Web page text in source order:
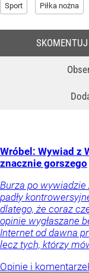
Sport Piłka nożna
SKOMENTUJ
Wróbel: Wywiad z
znacznie gorszego
Burza po wywiadzie
padły
dlatego, że coraz
opinie wygłaszane
Internet od dawna
lecz tych, którzy
Opinie i komentarze